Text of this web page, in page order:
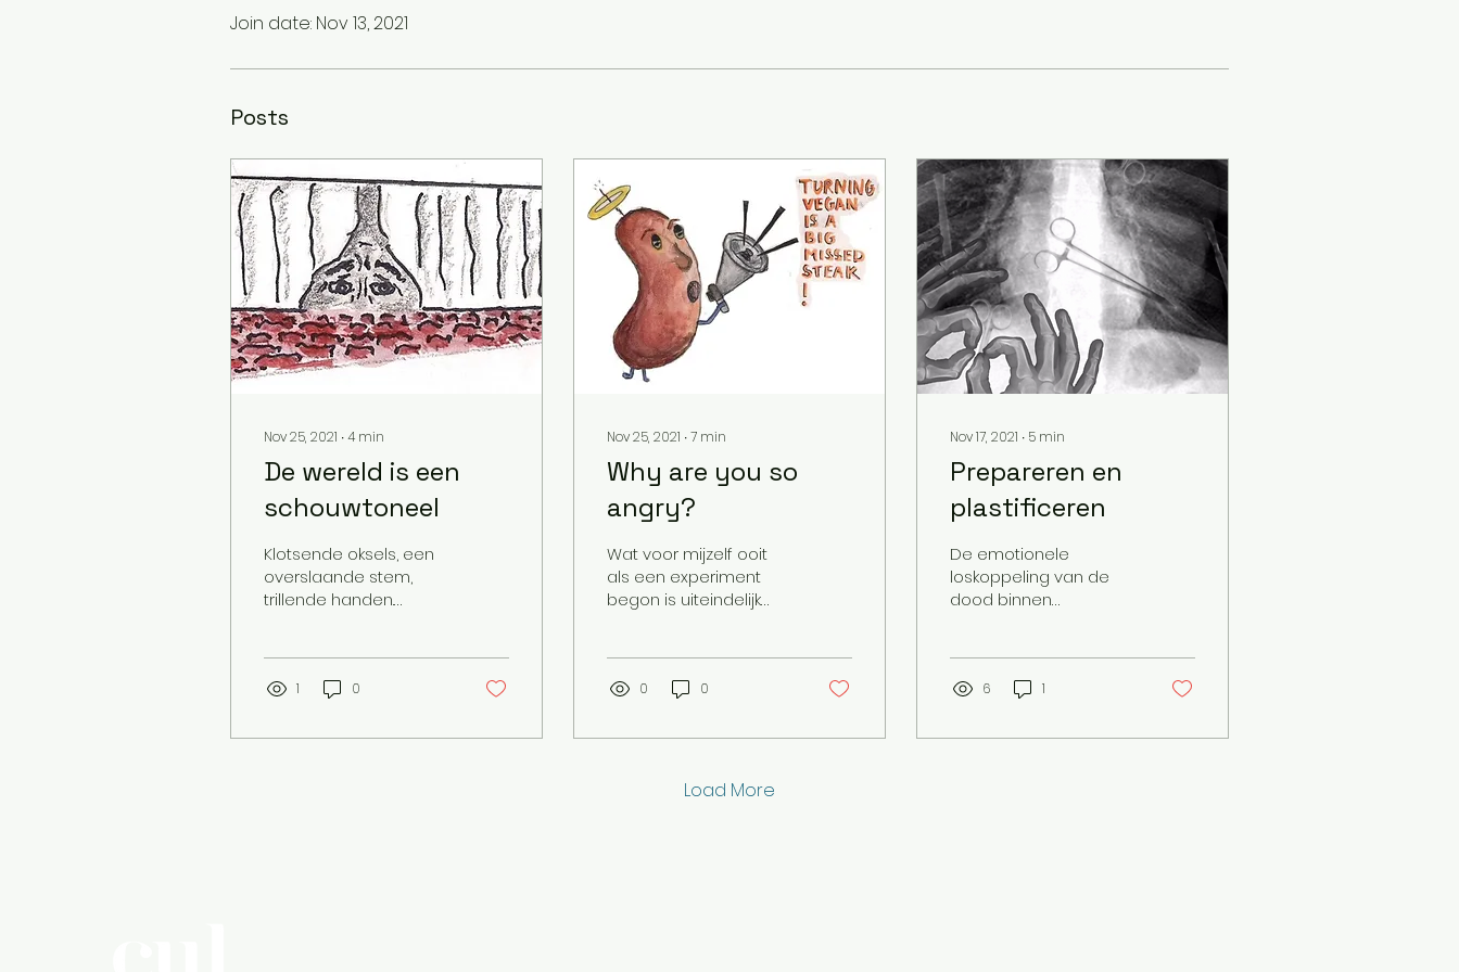
Join date: Nov 13, 2021
Posts
Nov 25, 2021 ∙4 min
De wereld is een
schouwtoneel
Klotsende oksels, een
overslaande stem,
trillende handen.
je...
1 0
Nov 25, 2021 ∙7 min
Why are you so
angry?
Wat voor mijzelf ooit
als een experiment
begon is uiteindelijk
gestigmatiseerde
0 0
Nov 17, 2021 ∙ 5 min
Prepareren en
plastificeren
De emotionele
loskoppeling van de
dood binnen
snijzaalonderwijs is
6 1
Load More